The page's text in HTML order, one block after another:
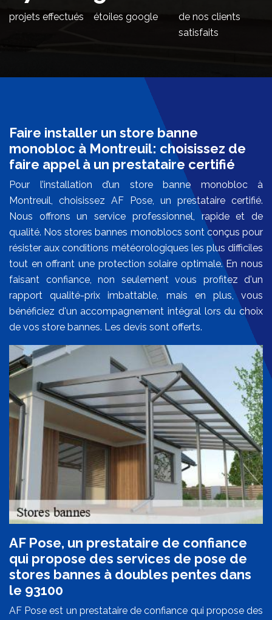
projets effectués étoiles google
de nos clients
satisfaits
Faire installer un store banne
monobloc à Montreuil: choisissez de
faire appel à un prestataire certifié
Pour l’installation d’un store banne monobloc à
Montreuil, choisissez AF Pose, un prestataire certifié.
Nous offrons un service professionnel, rapide et de
qualité. Nos stores bannes monoblocs sont conçus pour
résister aux conditions météorologiques les plus difficiles
tout en offrant une protection solaire optimale. En nous
faisant confiance, non seulement vous profitez d'un
rapport qualité-prix imbattable, mais en plus, vous
bénéficiez d'un accompagnement intégral lors du choix
de vos store bannes. Les devis sont offerts.
AF Pose, un prestataire de confiance
qui propose des services de pose de
stores bannes à doubles pentes dans
le 93100
AF Pose est un prestataire de confiance qui propose des